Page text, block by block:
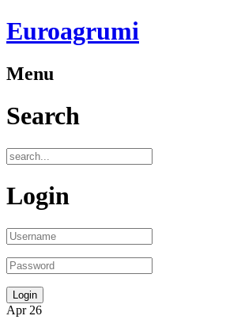
Euroagrumi
Menu
Search
Login
Apr 26